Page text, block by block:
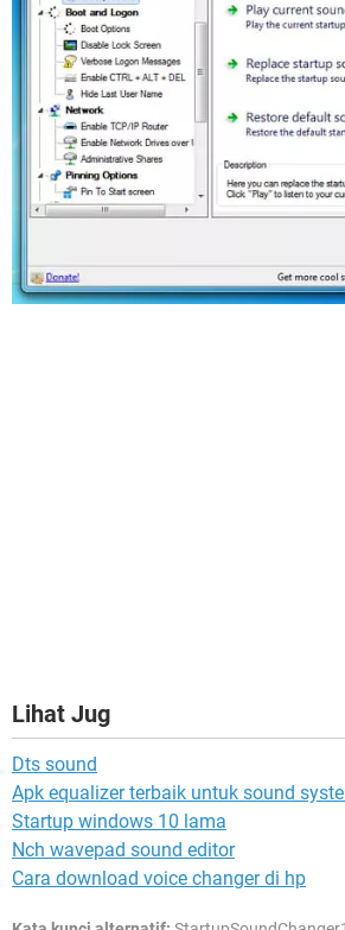
Lihat Jug
Dts sound
Apk equalizer terbaik untuk sound
Startup windows 10 lama
Nch wavepad sound editor
Cara download voice changer di hp